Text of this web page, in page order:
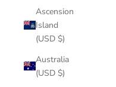
Ascension
Island
(USD $)
Australia
(USD $)